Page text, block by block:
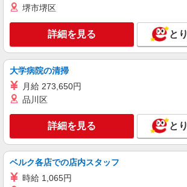
キープ 詳
アルバイト パート
株式会社HITOWA フードサービスカンパニー
福祉施設での調理補助【ア
します。 ※AP評価制度：あ
志）：あり 年2回。勤続年
慶愛苑平塚 （神奈川県平
キープ 詳
ケンタッキーフライドチキン ららぽーと湘南平
堺市堺区
詳細を見る と
大学病院の清掃
月給 273,650円
品川区
詳細を見る と
ベルク各店での店内スタッフ
時給 1,065円